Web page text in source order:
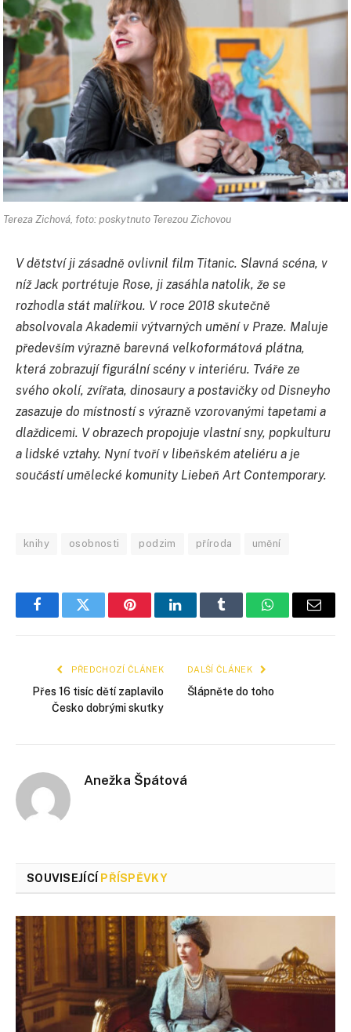
Tereza Zichová, foto: poskytnuto Terezou Zichovou
V dětství ji zásadně ovlivnil film Titanic. Slavná scéna, v
níž Jack portrétuje Rose, ji zasáhla natolik, že se
rozhodla stát malířkou. V roce 2018 skutečně
absolvovala Akademii výtvarných umění v Praze. Maluje
především výrazně barevná velkoformátová plátna,
která zobrazují figurální scény v interiéru. Tváře ze
svého okolí, zvířata, dinosaury a postavičky od Disneyho
zasazuje do místností s výrazně vzorovanými tapetami a
dlaždicemi. V obrazech propojuje vlastní sny, popkulturu
a lidské vztahy. Nyní tvoří v libeňském ateliéru a je
součástí umělecké komunity Liebeň Art Contemporary.
knihy osobnosti podzim příroda umění
FacebookTwitter PinterestLinkedInTumblr WhatsApp
E-
PŘEDCHOZÍ ČLÁNEK
Přes 16 tisíc dětí zaplavilo
Česko dobrými skutky
DALŠÍ ČLÁNEK
Šlápněte do toho
Anežka Špátová
SOUVISEJÍCÍ PŘÍSPĚVKY